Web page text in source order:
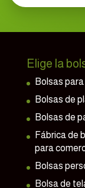
Elige la
Bolsas
Bolsas de
Bolsas de
Fábrica de
para
Bolsas
Bolsa de